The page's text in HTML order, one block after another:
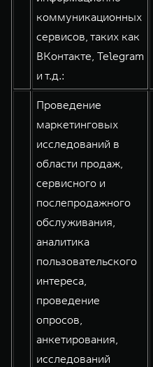
коммуникационных
сервисов, таких как
ВКонтакте, Telegram
и т.д.:
Проведение
маркетинговых
исследований в
области продаж,
сервисного и
послепродажного
обслуживания,
аналитика
пользовательского
интереса,
проведение
опросов,
анкетирования,
исследований